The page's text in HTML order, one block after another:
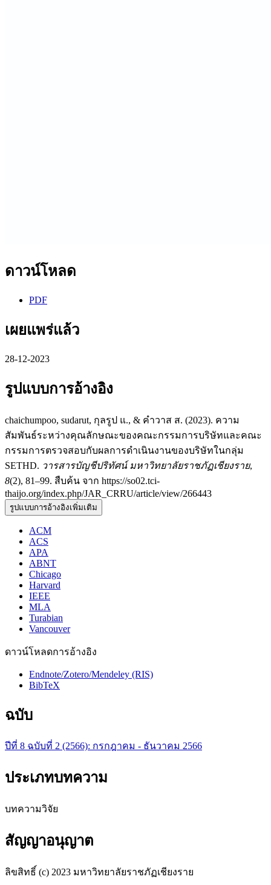
ดาวน์โหลด
PDF
เผยแพร่แล้ว
28-12-2023
รูปแบบการอ้างอิง
chaichumpoo, sudarut, กุลรูป แ., & คำวาส ส. (2023). ความ
สัมพันธ์ระหว่างคุณลักษณะของคณะกรรมการบริษัทและคณะ
กรรมการตรวจสอบกับผลการดำเนินงานของบริษัทในกลุ่ม
SETHD. วารสารบัญชีปริทัศน์ มหาวิทยาลัยราชภัฏเชียงราย,
8(2), 81–99. สืบค้น จาก https://so02.tci-
thaijo.org/index.php/JAR_CRRU/article/view/266443
รูปแบบการอ้างอิงเพิ่มเติม
ACM
ACS
APA
ABNT
Chicago
Harvard
IEEE
MLA
Turabian
Vancouver
ดาวน์โหลดการอ้างอิง
Endnote/Zotero/Mendeley (RIS)
BibTeX
ฉบับ
ปีที่ 8 ฉบับที่ 2 (2566): กรกฎาคม - ธันวาคม 2566
ประเภทบทความ
บทความวิจัย
สัญญาอนุญาต
ลิขสิทธิ์ (c) 2023 มหาวิทยาลัยราชภัฏเชียงราย